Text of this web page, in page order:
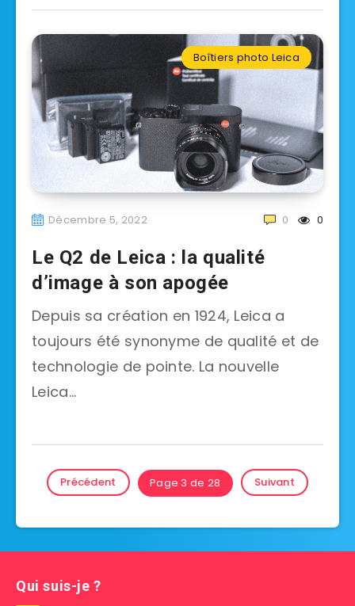
Boîtiers photo Leica
Décembre 5, 2022 0
0
Le Q2 de Leica : la qualité
d’image à son apogée
Depuis sa création en 1924, Leica a
toujours été synonyme de qualité et de
technologie de pointe. La nouvelle
Leica…
Précédent Page 3 de 28 Suivant
Qui suis-je ?